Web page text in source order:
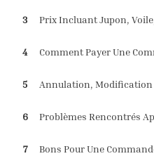
3 Prix ​​incluant Jupon,
4 Comment Payer Une
5 Annulation, Modification
6 Problèmes Rencontrés
7 Bons Pour Une